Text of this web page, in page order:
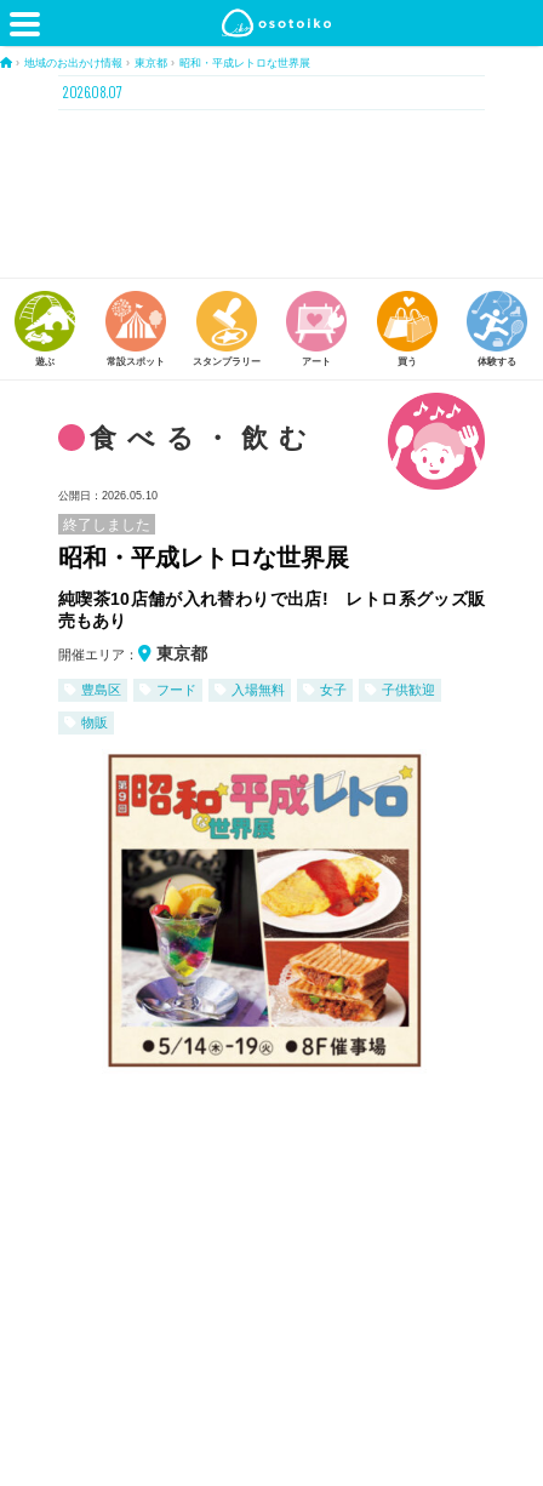
› 地域のお出かけ情報 › 東京都 › 昭和・平成レトロな世界展
2026.08.07
常設スポット スタンプラリー アート 買う 体験する 食べる
食べる・飲む
公開日：2026.05.10
終了しました
昭和・平成レトロな世界展
純喫茶10店舗が入れ替わりで出店! レトロ系グッズ販
売もあり
開催エリア： 東京都
豊島区 フード 入場無料 女子 子供歓迎
物販